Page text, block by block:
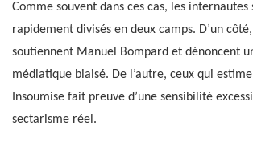
Comme souvent dans ces cas, les internautes
rapidement divisés en deux camps. D’un
soutiennent Manuel Bompard et dénoncent
médiatique biaisé. De l’autre, ceux qui
Insoumise fait preuve d’une sensibilité
sectarisme réel.